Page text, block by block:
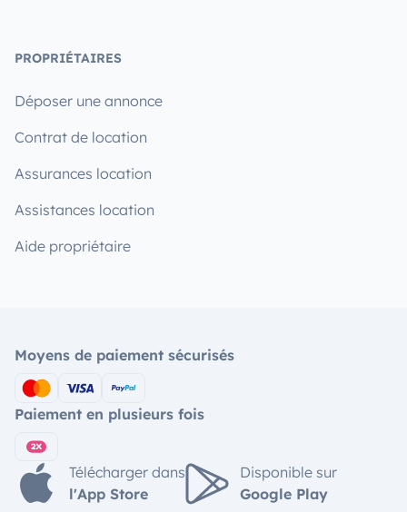
PROPRIÉTAIRES
Déposer une annonce
Contrat de location
Assurances location
Assistances location
Aide propriétaire
Moyens de paiement sécurisés
Paiement en plusieurs fois
Télécharger dans
l'App Store
Disponible sur
Google Play